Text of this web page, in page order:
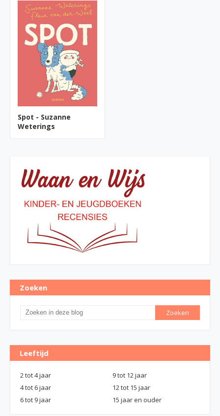
Spot - Suzanne
Weterings
Zoeken
Leeftijd
2 tot 4 jaar
9 tot 12 jaar
4 tot 6 jaar
12 tot 15 jaar
6 tot 9 jaar
15 jaar en ouder